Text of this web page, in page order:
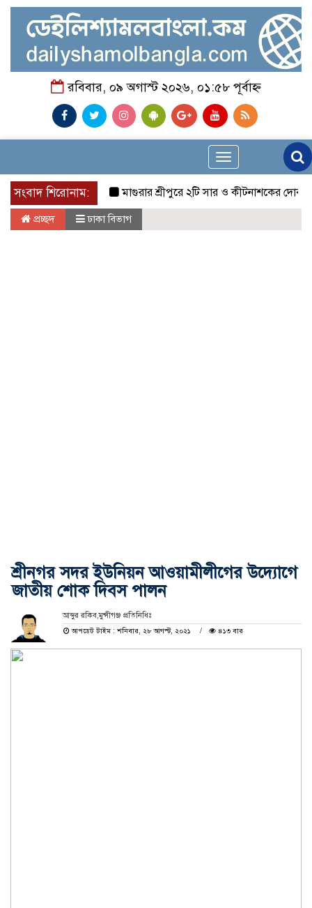
রবিবার, ০৯ অগাস্ট ২০২৬, ০১:৫৮ পূর্বাহ্ন
Toggle
navigation
সংবাদ শিরোনাম:
মাগুরার শ্রীপুরে ২টি সার ও কীটনাশকের দোকানে
প্রচ্ছদ ঢাকা বিভাগ
শ্রীনগর সদর ইউনিয়ন আওয়ামীলীগের উদ্যোগে
জাতীয় শোক দিবস পালন
আব্দুর রকিব,মুন্সীগঞ্জ প্রতিনিধিঃ
আপডেট টাইম : শনিবার, ২৮ আগস্ট, ২০২১
৪১৩ বার